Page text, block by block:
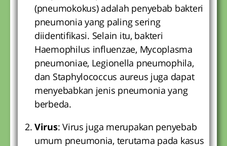
(pneumokokus) adalah penyebab bakteri
pneumonia yang paling sering
diidentifikasi. Selain itu, bakteri
Haemophilus influenzae, Mycoplasma
pneumoniae, Legionella pneumophila,
dan Staphylococcus aureus juga dapat
menyebabkan jenis pneumonia yang
berbeda.
Virus: Virus juga merupakan penyebab
umum pneumonia, terutama pada kasus